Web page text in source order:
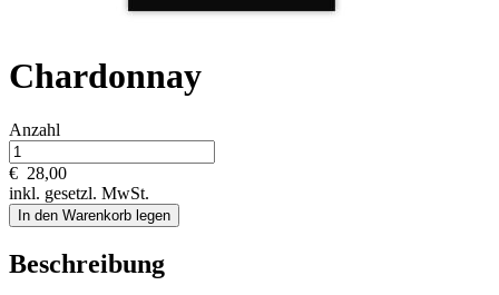
Chardonnay
Anzahl
€ 28,00
inkl. gesetzl. MwSt.
In den Warenkorb legen
Beschreibung